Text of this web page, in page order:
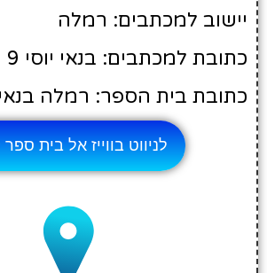
יישוב למכתבים: רמלה
כתובת למכתבים: בנאי יוסי 9
כתובת בית הספר: רמלה בנאי
לניווט בווייז אל בית